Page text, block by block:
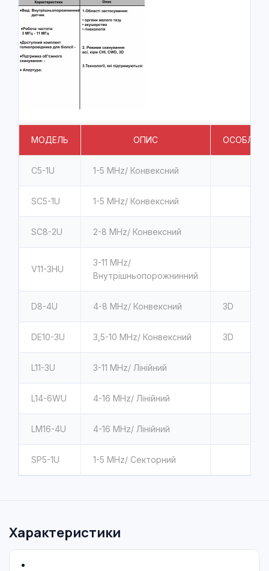
МОДЕЛЬ ОПИС
C5-1U 1-5 MHz/ Конвексний
SC5-1U 1-5 MHz/ Конвексний
SC8-2U 2-8 MHz/ Конвексний
V11-3HU
3-11 MHz/
Внутрішньопорожнинний
D8-4U 4-8 MHz/ Конвексний 3D
DE10-3U 3,5-10 MHz/ Конвексний 3D
L11-3U 3-11 MHz/ Лінійний
L14-6WU 4-16 MHz/ Лінійний
LM16-4U 4-16 MHz/ Лінійний
SP5-1U 1-5 MHz/ Секторний
Характеристики